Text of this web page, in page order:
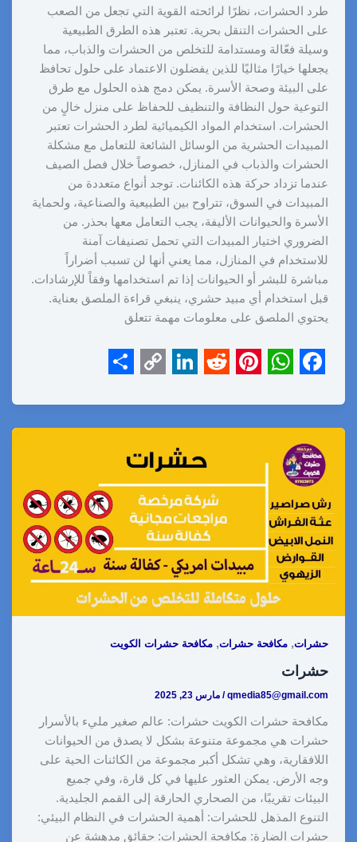
طرد الحشرات، نظرًا لرائحته القوية التي تجعل من الصعب
على الحشرات التنقل بحرية. تعتبر هذه الطرق الطبيعية
وسيلة فعّالة ومستدامة للتخلص من الحشرات والذباب، مما
يجعلها خيارًا مثاليًا للذين يفضلون الاعتماد على حلول تحافظ
على البيئة وصحة الأسرة. يمكن دمج هذه الحلول مع طرق
التوعية حول النظافة والتنظيف للحفاظ على منزل خالٍ من
الحشرات. استخدام المواد الكيميائية لطرد الحشرات تعتبر
المبيدات الحشرية من الوسائل الشائعة للتعامل مع مشكلة
الحشرات والذباب في المنازل، خصوصاً خلال فصل الصيف
عندما تزداد حركة هذه الكائنات. توجد أنواع متعددة من
المبيدات في السوق، تتراوح بين الطبيعية والصناعية، ولحماية
الأسرة والحيوانات الأليفة، يجب التعامل معها بحذر. من
الضروري اختيار المبيدات التي تحمل تصنيفات آمنة
للاستخدام في المنازل، مما يعني أنها لن تسبب أضراراً
مباشرة للبشر أو الحيوانات إذا تم استخدامها وفقاً للإرشادات.
قبل استخدام أي مبيد حشري، ينبغي قراءة الملصق بعناية.
يحتوي الملصق على معلومات مهمة تتعلق
a
c
e
b
o
o
k
h
t
s
A
p
p
i
e
e
s
t
e
i
t
i
k
e
d
I
n
o
y
L
i
n
k
h
r
e
حشرات,مكافحة حشرات,مكافحة حشرات الكويت
حشرات
qmedia85@gmail.com
/مارس 23, 2025
مكافحة حشرات الكويت حشرات: عالم صغير مليء بالأسرار
حشرات هي مجموعة متنوعة بشكل لا يصدق من الحيوانات
اللافقارية، وهي تشكل أكبر مجموعة من الكائنات الحية على
وجه الأرض. يمكن العثور عليها في كل قارة، وفي جميع
البيئات تقريبًا، من الصحاري الحارقة إلى القمم الجليدية.
التنوع المذهل للحشرات: أهمية الحشرات في النظام البيئي:
حشرات الضارة: مكافحة الحشرات: حقائق مدهشة عن